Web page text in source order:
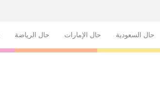
حال السعودية حال الإمارات حال الرياضة